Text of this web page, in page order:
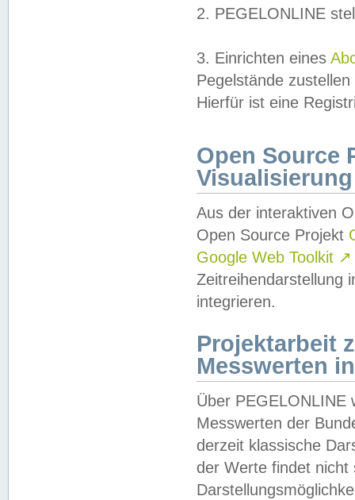
2. PEGELONLINE
3. Einrichten eines
Pegelstände
Hierfür ist eine
Open Source
Visualisierung
Aus der interaktiven
Open Source Projekt
Google Web Toolkit ↗
Zeitreihendarstellung
integrieren.
Projektarbeit
Messwerten
Über PEGELONLINE
Messwerten der
derzeit klassische
der Werte findet